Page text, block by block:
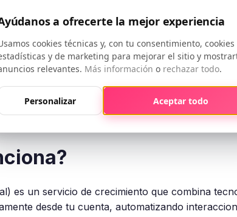
que utiliza exclusivamente interacciones
competidores de referencia, preferencias
que coinciden con tus criterios de
directamente desde tu perfil de Instagram.
por el equipo. Esto significa menor
es un servicio de crecimiento que combina
desde tu cuenta, automatizando
a ofrecerte la mejor experiencia
cookies técnicas y, con tu consentimiento, cookies
y de marketing para mejorar el sitio y
relevantes. Más información o rechazar todo.
Personalizar Aceptar todo